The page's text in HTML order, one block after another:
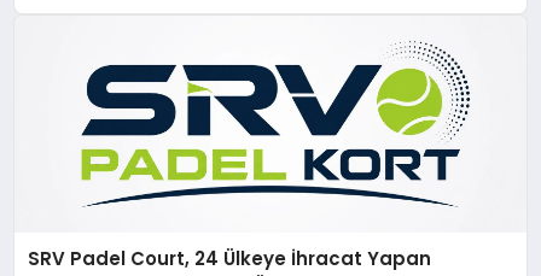
SRV Padel Court, 24 Ülkeye İhracat Yapan